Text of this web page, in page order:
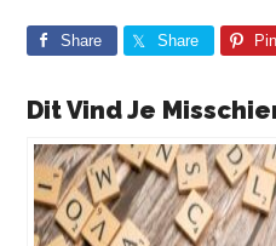
Share Share Pin
Dit Vind Je